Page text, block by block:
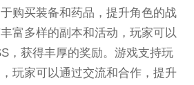
购买装备和药品，提升角色的战
富多样的副本和活动，玩家可以
，获得丰厚的奖励。游戏支持玩
玩家可以通过交流和合作，提升